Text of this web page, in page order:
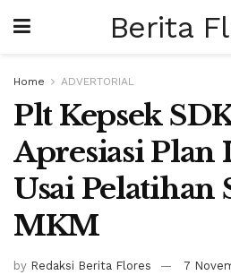
Berita
Home ADVERTORIAL
Plt Kepsek
Apresiasi Plan
Usai Pelatihan
MKM
by Redaksi Berita Flores 7